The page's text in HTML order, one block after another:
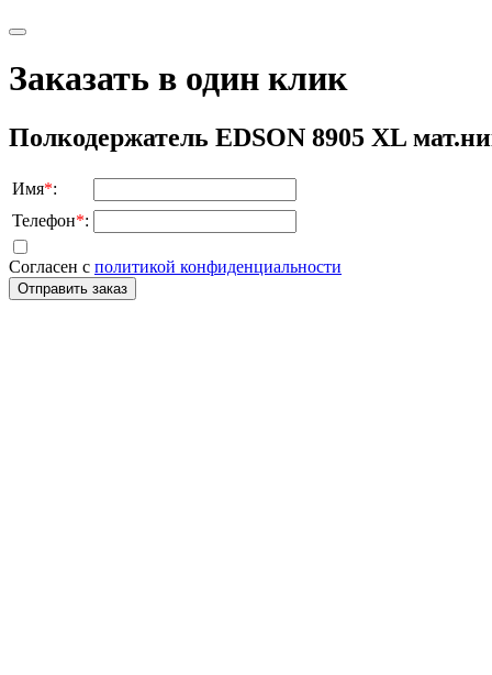
Заказать в один клик
Полкодержатель EDSON 8905 XL
Имя*:
Телефон*:
Согласен с политикой конфиденциальности
Отправить заказ